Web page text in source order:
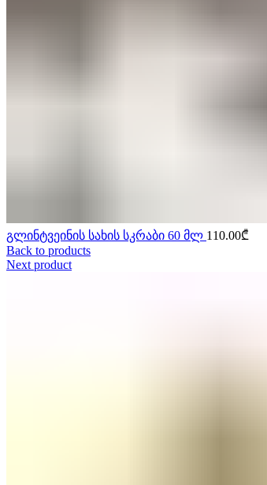
გლინტვეინის სახის სკრაბი 60 მლ 110.00₾
Back to products
Next product